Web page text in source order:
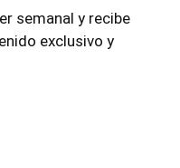
semanal y recibe
exclusivo y